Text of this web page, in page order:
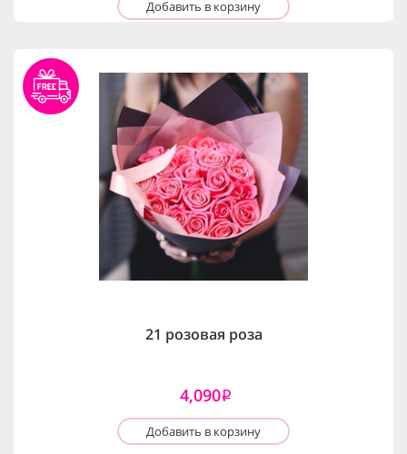
Добавить в корзину
21 розовая роза
4,090i
Добавить в корзину